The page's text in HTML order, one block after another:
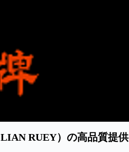
RUEY）の高品質提供